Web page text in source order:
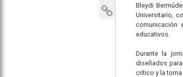
Copy LinkBleydi
Universitario,
comunicación
educativos.
Durante la
diseñados
crítico y la